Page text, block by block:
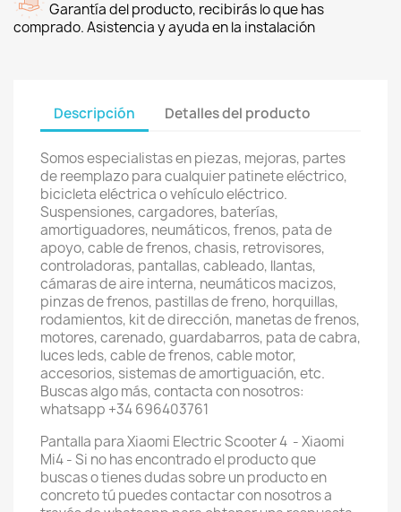
Garantía del producto, recibirás lo que has
comprado. Asistencia y ayuda en la instalación
Descripción Detalles del producto
Somos especialistas en piezas, mejoras, partes
de reemplazo para cualquier patinete eléctrico,
bicicleta eléctrica o vehículo eléctrico.
Suspensiones, cargadores, baterías,
amortiguadores, neumáticos, frenos, pata de
apoyo, cable de frenos, chasis, retrovisores,
controladoras, pantallas, cableado, llantas,
cámaras de aire interna, neumáticos macizos,
pinzas de frenos, pastillas de freno, horquillas,
rodamientos, kit de dirección, manetas de frenos,
motores, carenado, guardabarros, pata de cabra,
luces leds, cable de frenos, cable motor,
accesorios, sistemas de amortiguación, etc.
Buscas algo más, contacta con nosotros:
whatsapp +34 696403761
Pantalla para Xiaomi Electric Scooter 4 - Xiaomi
Mi4 - Si no has encontrado el producto que
buscas o tienes dudas sobre un producto en
concreto tú puedes contactar con nosotros a